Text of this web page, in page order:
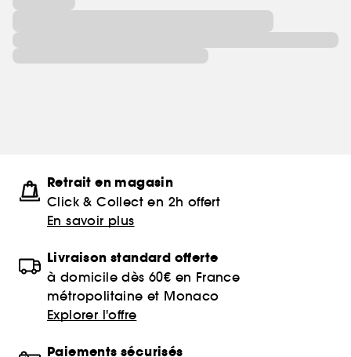
Retrait en magasin
Click & Collect en 2h offert
En savoir plus
Livraison standard offerte
à domicile dès 60€ en France
métropolitaine et Monaco
Explorer l'offre
Paiements sécurisés